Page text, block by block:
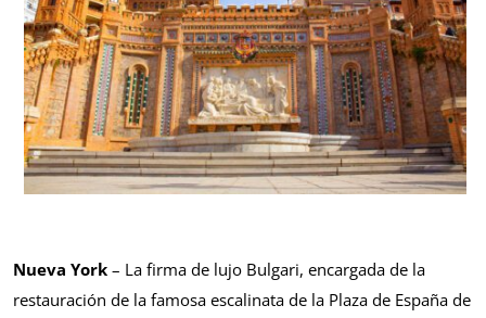
Nueva York – La firma de lujo Bulgari, encargada de la
restauración de la famosa escalinata de la Plaza de España de